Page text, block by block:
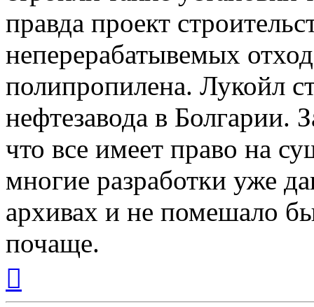
правда проект
неперерабатывемых
полипропилена. Лукойл
нефтезавода в Болгарии.
что все имеет право на
многие разработки уже
архивах и не помешало
почаще.
началу